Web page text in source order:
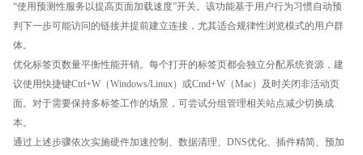
“使用预测性服务以提高页面加载速度”开关。该功能基于用户行为习惯自动预
判下一步可能访问的链接并提前建立连接，尤其适合规律性浏览模式的用户群
体。
优化标签页数量平衡性能开销。每个打开的标签页都会独立分配系统资源，建
议使用快捷键Ctrl+W（Windows/Linux）或Cmd+W（Mac）及时关闭非活动页
面。对于需要保持多标签工作的场景，可尝试分组管理相关站点减少切换成
本。
通过上述步骤依次实施硬件加速控制、数据清理、DNS优化、插件精简、预加